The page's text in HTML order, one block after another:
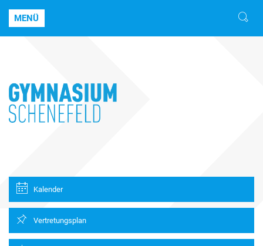
MENÜ
Kalender
Vertretungsplan